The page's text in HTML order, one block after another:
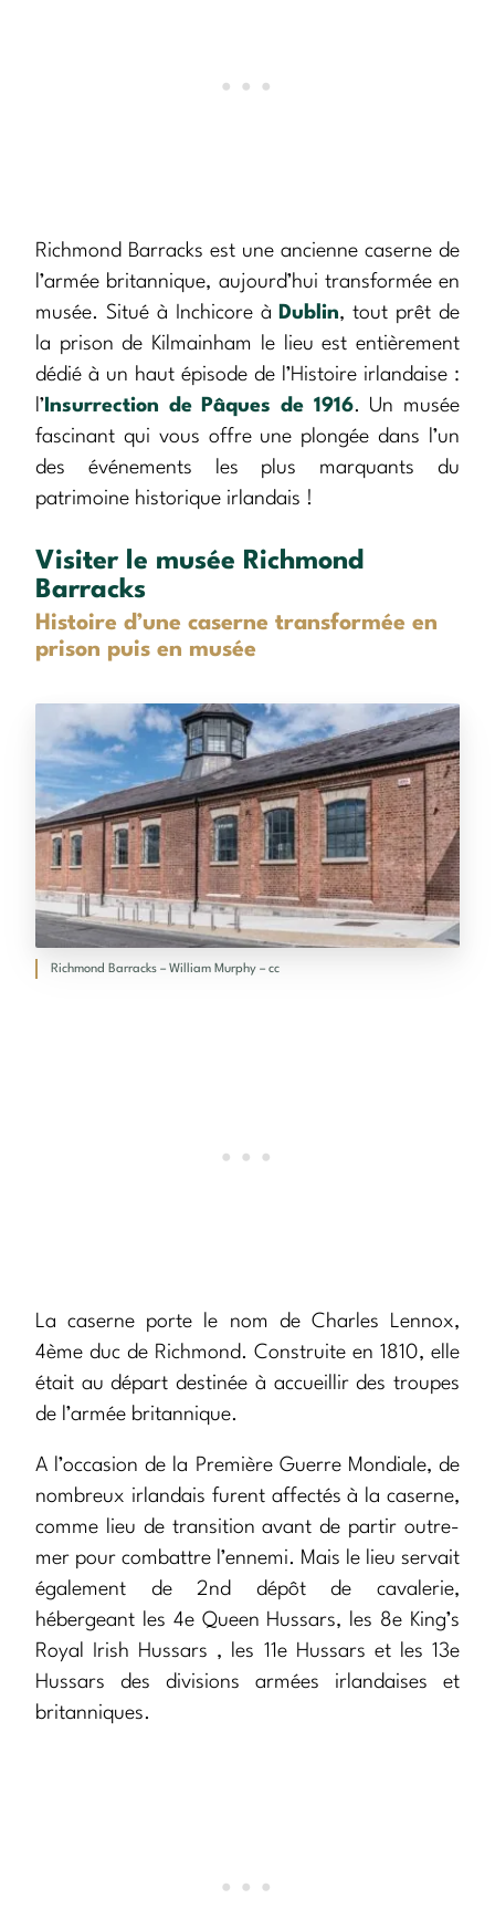
Richmond Barracks est une ancienne caserne de
l’armée britannique, aujourd’hui transformée en
musée. Situé à Inchicore à Dublin, tout prêt de
la prison de Kilmainham le lieu est entièrement
dédié à un haut épisode de l’Histoire irlandaise :
l’ Insurrection de Pâques de 1916. Un musée
fascinant qui vous offre une plongée dans l’un
des événements les plus marquants du
patrimoine historique irlandais !
Visiter le musée Richmond
Barracks
Histoire d’une caserne transformée en
prison puis en musée
Richmond Barracks – William Murphy – cc
La caserne porte le nom de Charles Lennox,
4ème duc de Richmond. Construite en 1810, elle
était au départ destinée à accueillir des troupes
de l’armée britannique.
A l’occasion de la Première Guerre Mondiale, de
nombreux irlandais furent affectés à la caserne,
comme lieu de transition avant de partir outre-
mer pour combattre l’ennemi. Mais le lieu servait
également de 2nd dépôt de cavalerie,
hébergeant les 4e Queen Hussars, les 8e King’s
Royal Irish Hussars , les 11e Hussars et les 13e
Hussars des divisions armées irlandaises et
britanniques.